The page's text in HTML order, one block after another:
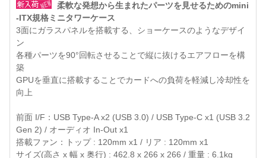
柔軟な発想から生まれたパーツを見せるためのmini
-ITX規格ミニタワーケース
3面にガラスパネルを搭載する、ショーケースのようなデザイ
ン
各種パーツを90°回転させることで縦に抜けるエアフローを構
築
GPUを垂直に搭載することでカードへの負荷を軽減し冷却性を
向上
前面 I/F：USB Type-A x2 (USB 3.0) / USB Type-C x1 (USB 3.2
Gen 2) / オーディオ In-Out x1
搭載ファン：トップ : 120mm x1 / リア : 120mm x1
サイズ(高さ x 幅 x 奥行) : 462.8 x 266 x 266 / 重量 : 6.1kg